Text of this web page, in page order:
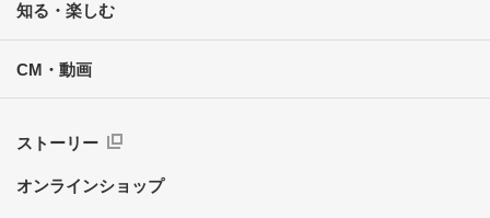
知る・楽しむ
CM・動画
ストーリー
オンラインショップ